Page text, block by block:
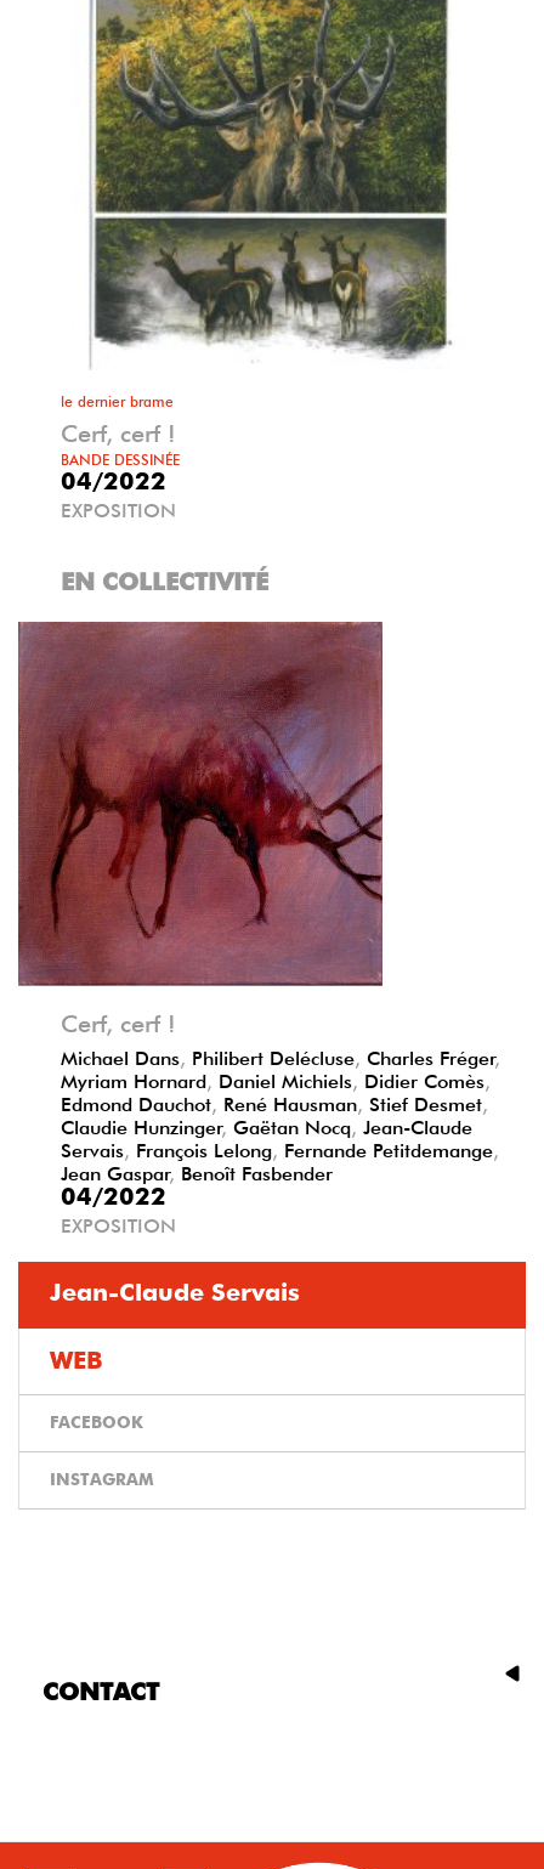
le dernier brame
Cerf, cerf !
BANDE DESSINÉE
04/2022
EXPOSITION
EN COLLECTIVITÉ
Cerf, cerf !
Michael Dans Philibert Delécluse Charles Fréger,
Myriam Hornard Daniel Michiels Didier Comès
Edmond Dauchot René Hausman Stief Desmet
Claudie Hunzinger, Gaëtan Nocq Jean-Claude
Servais François Lelong Fernande Petitdemange
Jean Gaspar, Benoît Fasbender
04/2022
EXPOSITION
Jean-Claude Servais
WEB
FACEBOOK
INSTAGRAM
CONTACT